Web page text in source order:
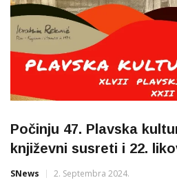
Počinju 47. Plavska
književni susreti i 22.
SNews 2. Septembra 2024.